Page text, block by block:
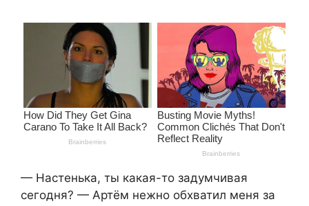
— Настенька, ты какая-то задумчивая
сегодня? — Артём нежно обхватил меня за